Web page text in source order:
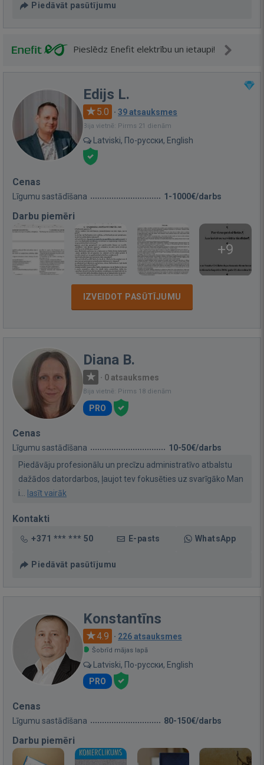
Piedāvāt pasūtījumu
Pieslēdz Enefit elektrību un ietaupi!
Edijs L.
5.0 · 39 atsauksmes
Bija vietnē: Pirms 21 dienām
Latviski, По-русски, English
Cenas
Līgumu sastādīšana 1-1000€/darbs
Darbu piemēri
+9
IZVEIDOT PASŪTĪJUMU
Diana B.
· 0 atsauksmes
Bija vietnē: Pirms 18 dienām
PRO
Cenas
Līgumu sastādīšana
10-50€/darbs
Piedāvāju profesionālu un precīzu administratīvo atbalstu
dažādos datordarbos, ļaujot tev fokusēties uz svarīgāko Man
i... lasīt vairāk
Kontakti
+371 *** *** 50 E-pasts WhatsApp
Piedāvāt pasūtījumu
Konstantīns
4.9 · 226 atsauksmes
Šobrīd mājas lapā
Latviski, По-русски, English
PRO
Cenas
Līgumu sastādīšana 80-150€/darbs
Darbu piemēri